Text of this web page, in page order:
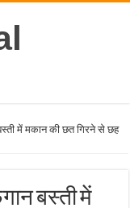
में मकान की छत गिरने से छह
बस्ती में